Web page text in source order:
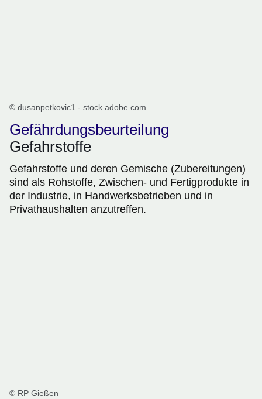
© dusanpetkovic1 - stock.adobe.com
Gefährdungsbeurteilung
Gefahrstoffe
Gefahrstoffe und deren Gemische (Zubereitungen)
sind als Rohstoffe, Zwischen- und Fertigprodukte in
der Industrie, in Handwerksbetrieben und in
Privathaushalten anzutreffen.
© RP Gießen